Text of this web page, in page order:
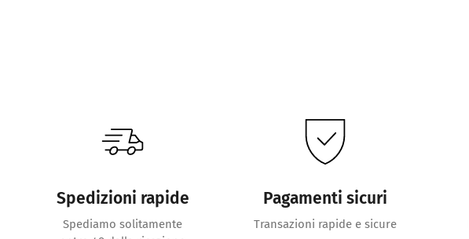
Spedizioni rapide
Spediamo solitamente
Pagamenti sicuri
Transazioni rapide e sicure